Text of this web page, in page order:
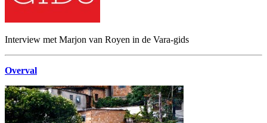
Interview met Marjon van Royen in de Vara-gids
Overval